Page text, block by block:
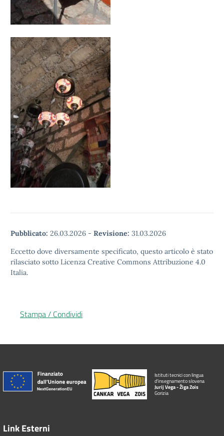
Pubblicato: 26.03.2026 - Revisione: 31.03.2026
Eccetto dove diversamente specificato, questo articolo è stato
rilasciato sotto Licenza Creative Commons Attribuzione 4.0
Italia.
Stampa / Condividi
Istituti tecnici con lingua
d'insegnamento slovena
Jurij Vega - Žiga Zois
Gorizia
Link Esterni